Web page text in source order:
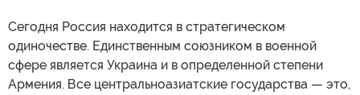
Сегодня Россия находится в стратегическом
одиночестве. Единственным союзником в военной
сфере является Украина и в определенной степени
Армения. Все центральноазиатские государства — это,